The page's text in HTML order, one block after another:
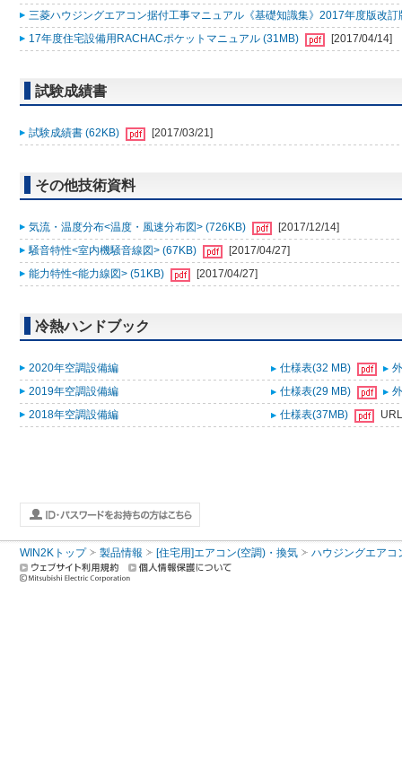
三菱ハウジングエアコン据付工事マニュアル《基礎知識集》2017年度版改
17年度住宅設備用RACHACポケットマニュアル (31MB)
[2017/04/14]
試験成績書
試験成績書 (62KB) [2017/03/21]
その他技術資料
気流・温度分布<温度・風速分布図> (726KB)
[2017/12/14]
騒音特性<室内機騒音線図> (67KB)
[2017/04/27]
能力特性<能力線図> (51KB)
[2017/04/27]
冷熱ハンドブック
2020年空調設備編 仕様表(32 MB)
2019年空調設備編
仕様表(29 MB)
2018年空調設備編
仕様表(37MB) URL
WIN2Kトップ 製品情報 [住宅用]エアコン(空調)・換気 ハウジングエアコ